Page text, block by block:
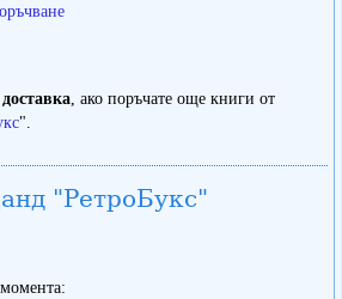
, ако поръчате още книги от
".
"РетроБукс"